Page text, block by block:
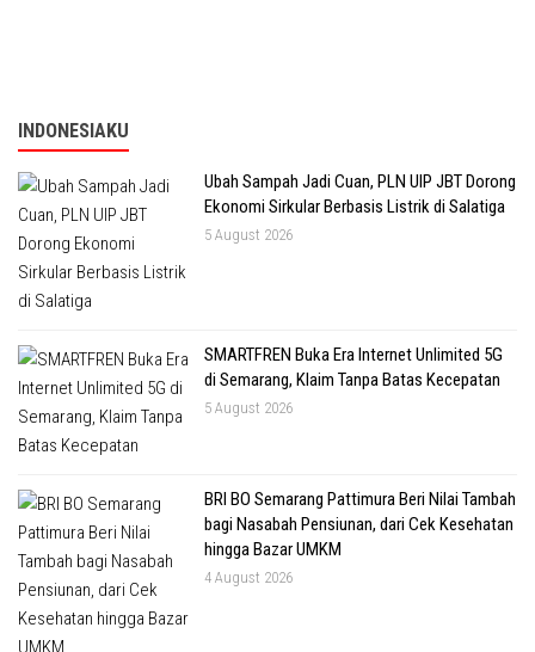
INDONESIAKU
Ubah Sampah Jadi Cuan, PLN UIP JBT Dorong
Ekonomi Sirkular Berbasis Listrik di Salatiga
5 August 2026
SMARTFREN Buka Era Internet Unlimited 5G
di Semarang, Klaim Tanpa Batas Kecepatan
5 August 2026
BRI BO Semarang Pattimura Beri Nilai Tambah
bagi Nasabah Pensiunan, dari Cek Kesehatan
hingga Bazar UMKM
4 August 2026